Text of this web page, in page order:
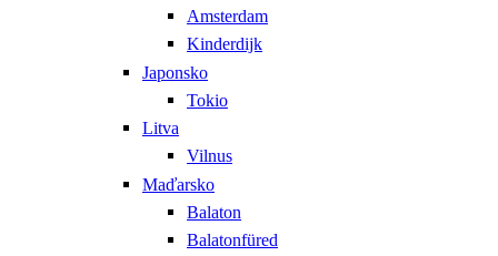
Amsterdam
Kinderdijk
Japonsko
Tokio
Litva
Vilnus
Maďarsko
Balaton
Balatonfüred